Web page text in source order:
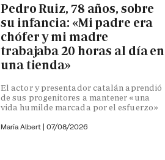
Pedro Ruiz, 78 años, sobre
su infancia: «Mi padre era
chófer y mi madre
trabajaba 20 horas al día en
una tienda»
El actor y presentador catalán aprendió
de sus progenitores a mantener «una
vida humilde marcada por el esfuerzo»
María Albert | 07/08/2026